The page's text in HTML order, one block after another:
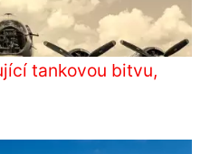
tankovou bitvu,